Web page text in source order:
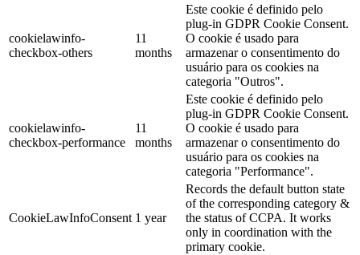
cookielawinfo-
checkbox-others
11
months
Este cookie é definido pelo
plug-in GDPR Cookie Consent.
O cookie é usado para
armazenar o consentimento do
usuário para os cookies na
categoria "Outros".
cookielawinfo-
checkbox-performance
11
months
Este cookie é definido pelo
plug-in GDPR Cookie Consent.
O cookie é usado para
armazenar o consentimento do
usuário para os cookies na
categoria "Performance".
CookieLawInfoConsent 1 year
Records the default button state
of the corresponding category &
the status of CCPA. It works
only in coordination with the
primary cookie.